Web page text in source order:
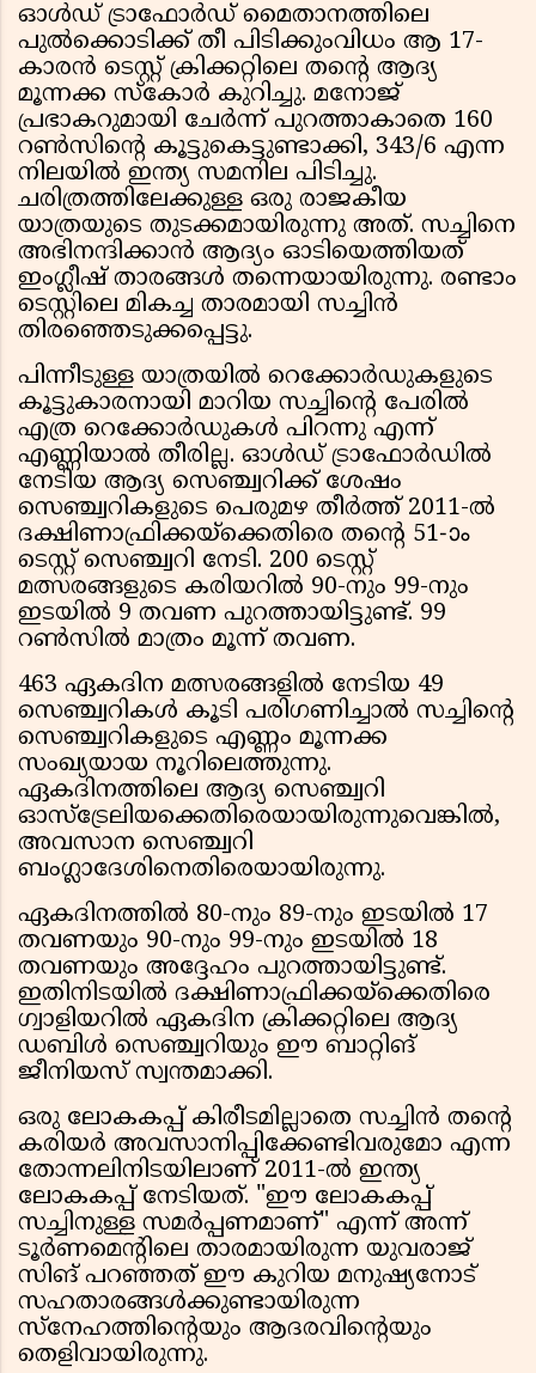
ഓൾഡ് ട്രാഫോർഡ് മൈതാനത്തിലെ
പുൽക്കൊടിക്ക് തീ പിടിക്കുംവിധം ആ 17-
കാരൻ ടെസ്റ്റ് ക്രിക്കറ്റിലെ തന്റെ ആദ്യ
മൂന്നക്ക സ്കോർ കുറിച്ചു. മനോജ്
പ്രഭാകറുമായി ചേർന്ന് പുറത്താകാതെ 160
റൺസിന്റെ കൂട്ടുകെട്ടുണ്ടാക്കി, 343/6 എന്ന
നിലയിൽ ഇന്ത്യ സമനില പിടിച്ചു.
ചരിത്രത്തിലേക്കുള്ള ഒരു രാജകീയ
യാത്രയുടെ തുടക്കമായിരുന്നു അത്. സച്ചിനെ
അഭിനന്ദിക്കാൻ ആദ്യം ഓടിയെത്തിയത്
ഇംഗ്ലീഷ് താരങ്ങൾ തന്നെയായിരുന്നു. രണ്ടാം
ടെസ്റ്റിലെ മികച്ച താരമായി സച്ചിൻ
തിരഞ്ഞെടുക്കപ്പെട്ടു.
പിന്നീടുള്ള യാത്രയിൽ റെക്കോർഡുകളുടെ
കൂട്ടുകാരനായി മാറിയ സച്ചിന്റെ പേരിൽ
എത്ര റെക്കോർഡുകൾ പിറന്നു എന്ന്
എണ്ണിയാൽ തീരില്ല. ഓൾഡ് ട്രാഫോർഡിൽ
നേടിയ ആദ്യ സെഞ്ച്വറിക്ക് ശേഷം
സെഞ്ച്വറികളുടെ പെരുമഴ തീർത്ത് 2011-ൽ
ദക്ഷിണാഫ്രിക്കയ്‌ക്കെതിരെ തന്റെ 51-ാം
ടെസ്റ്റ് സെഞ്ച്വറി നേടി. 200 ടെസ്റ്റ്
മത്സരങ്ങളുടെ കരിയറിൽ 90-നും 99-നും
ഇടയിൽ 9 തവണ പുറത്തായിട്ടുണ്ട്. 99
റൺസിൽ മാത്രം മൂന്ന് തവണ.
463 ഏകദിന മത്സരങ്ങളിൽ നേടിയ 49
സെഞ്ച്വറികൾ കൂടി പരിഗണിച്ചാൽ സച്ചിന്റെ
സെഞ്ച്വറികളുടെ എണ്ണം മൂന്നക്ക
സംഖ്യയായ നൂറിലെത്തുന്നു.
ഏകദിനത്തിലെ ആദ്യ സെഞ്ച്വറി
ഓസ്‌ട്രേലിയക്കെതിരെയായിരുന്നുവെങ്കിൽ,
അവസാന സെഞ്ച്വറി
ബംഗ്ലാദേശിനെതിരെയായിരുന്നു.
ഏകദിനത്തിൽ 80-നും 89-നും ഇടയിൽ 17
തവണയും 90-നും 99-നും ഇടയിൽ 18
തവണയും അദ്ദേഹം പുറത്തായിട്ടുണ്ട്.
ഇതിനിടയിൽ ദക്ഷിണാഫ്രിക്കയ്‌ക്കെതിരെ
ഗ്വാളിയറിൽ ഏകദിന ക്രിക്കറ്റിലെ ആദ്യ
ഡബിൾ സെഞ്ച്വറിയും ഈ ബാറ്റിങ്
ജീനിയസ് സ്വന്തമാക്കി.
ഒരു ലോകകപ്പ് കിരീടമില്ലാതെ സച്ചിൻ തന്റെ
കരിയർ അവസാനിപ്പിക്കേണ്ടിവരുമോ എന്ന
തോന്നലിനിടയിലാണ് 2011-ൽ ഇന്ത്യ
ലോകകപ്പ് നേടിയത്. "ഈ ലോകകപ്പ്
സച്ചിനുള്ള സമർപ്പണമാണ്" എന്ന് അന്ന്
ടൂർണമെന്റിലെ താരമായിരുന്ന യുവരാജ്
സിങ് പറഞ്ഞത് ഈ കുറിയ മനുഷ്യനോട്
സഹതാരങ്ങൾക്കുണ്ടായിരുന്ന
സ്നേഹത്തിന്റെയും ആദരവിന്റെയും
തെളിവായിരുന്നു.